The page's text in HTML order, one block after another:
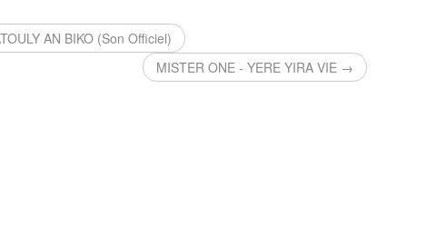
AN BIKO (Son Officiel)
MISTER ONE - YERE YIRA VIE →